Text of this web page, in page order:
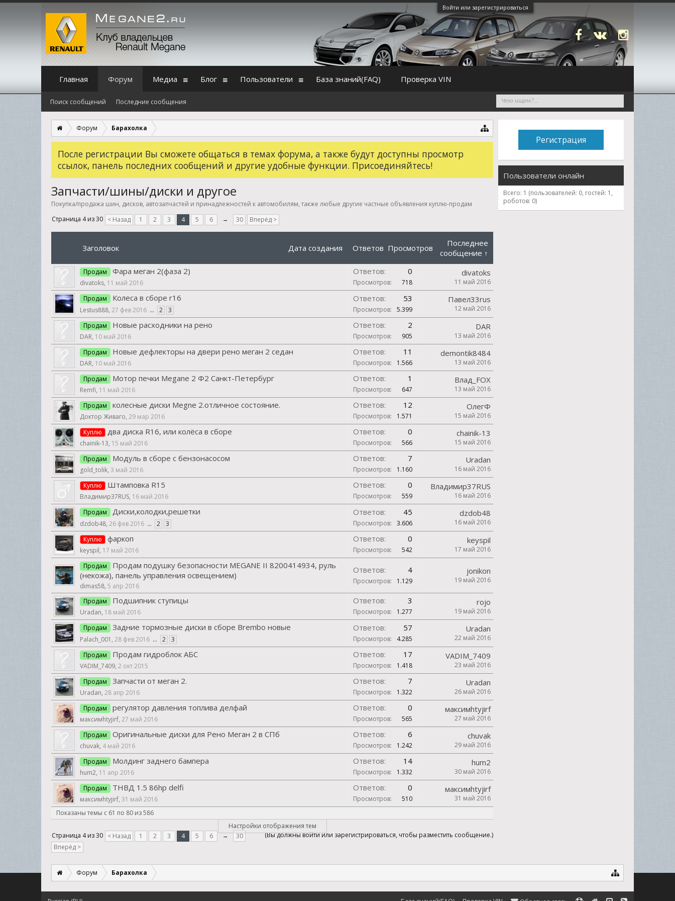
Войти или зарегистрироваться
Форум Барахолка
После регистрации Вы сможете общаться в темах форума, а также будут доступны просмотр
ссылок, панель последних сообщений и другие удобные функции. Присоединяйтесь!
Запчасти/шины/диски и другое
Покупка/продажа шин, дисков, автозапчастей и принадлежностей к автомобилям, также любые другие частные объявления куплю-продам
Страница 4 из 30 < Назад 1 2 3 4 5 6 → 30 Вперёд >
Заголовок Дата создания Ответов Просмотров
Последнее
сообщение ↑
Продам Фара меган 2(фаза 2)
divatoks, 11 май 2016
Ответов: 0
Просмотров: 718
divatoks
11 май 2016
Продам
Колеса в сборе r16
Lestus888, 27 фев 2016 ... 2 3
Ответов: 53
Просмотров: 5.399
Павел33rus
12 май 2016
Продам
Новые расходники на рено
DAR, 10 май 2016
Ответов: 2
Просмотров: 905
DAR
13 май 2016
Продам
Новые дефлекторы на двери рено меган 2 седан
DAR, 10 май 2016
Ответов: 11
Просмотров: 1.566
demontik8484
13 май 2016
Продам
Мотор печки Megane 2 Ф2 Санкт-Петербург
Remfi, 11 май 2016
Ответов: 1
Просмотров: 647
Влад_FOX
13 май 2016
Продам
колесные диски Megne 2.отличное состояние.
Доктор Живаго, 29 мар 2016
Ответов: 12
Просмотров: 1.571
ОлегФ
15 май 2016
Куплю
два диска R16, или колёса в сборе
chainik-13, 15 май 2016
Ответов: 0
Просмотров: 566
chainik-13
15 май 2016
Продам
Модуль в сборе с бензонасосом
gold_tolik, 3 май 2016
Ответов: 7
Просмотров: 1.160
Uradan
16 май 2016
Куплю
Штамповка R15
Владимир37RUS, 16 май 2016
Ответов: 0
Просмотров: 559
Владимир37RUS
16 май 2016
Продам
Диски,колодки,решетки
dzdob48, 26 фев 2016 ... 2 3
Ответов: 45
Просмотров: 3.606
dzdob48
16 май 2016
Куплю
фаркоп
keyspil, 17 май 2016
Ответов: 0
Просмотров: 542
keyspil
17 май 2016
Продам
Продам подушку безопасности MEGANE II 8200414934, руль
(некожа), панель управления освещением)
dimas58, 5 апр 2016
Ответов: 4
Просмотров: 1.129
jonikon
19 май 2016
Продам Подшипник ступицы
Uradan, 18 май 2016
Ответов: 3
Просмотров: 1.277
rojo
19 май 2016
Продам
Задние тормозные диски в сборе Brembo новые
Palach_001 , 28 фев 2016 ... 2 3
Ответов: 57
Просмотров: 4.285
Uradan
22 май 2016
Продам
Продам гидроблок АБС
VADIM_7409, 2 окт 2015
Ответов: 17
Просмотров: 1.418
VADIM_7409
23 май 2016
Продам
Запчасти от меган 2.
Uradan, 28 апр 2016
Ответов: 7
Просмотров: 1.322
Uradan
26 май 2016
Продам
регулятор давления топлива делфай
максимhtyjirf, 27 май 2016
Ответов: 0
Просмотров: 565
максимhtyjirf
27 май 2016
Продам
Оригинальные диски для Рено Меган 2 в СПб
chuvak, 4 май 2016
Ответов: 6
Просмотров: 1.242
chuvak
29 май 2016
Продам
Молдинг заднего бампера
hum2, 11 апр 2016
Ответов: 14
Просмотров: 1.332
hum2
30 май 2016
Продам
ТНВД 1.5 86hp delfi
максимhtyjirf, 31 май 2016
Ответов: 0
Просмотров: 510
максимhtyjirf
31 май 2016
Показаны темы с 61 по 80 из 586
Настройки отображения тем
(Вы должны войти или зарегистрироваться, чтобы разместить сообщение.)
Страница 4 из 30 < Назад 1 2 3 4 5 6 →
30
Вперёд >
Регистрация
Пользователи онлайн
Всего: 1 (пользователей: 0, гостей: 1,
роботов: 0)
Форум Барахолка
Главная Форум
Поиск сообщений Последние сообщения
Медиа Блог Пользователи База знаний(FAQ) Проверка VIN